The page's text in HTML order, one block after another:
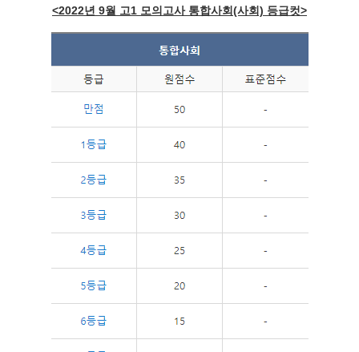
<2022년 9월 고1 모의고사 통합사회(사회) 등급컷>